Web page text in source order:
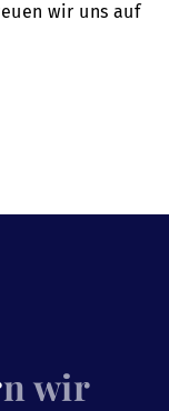
wir uns auf
n wir